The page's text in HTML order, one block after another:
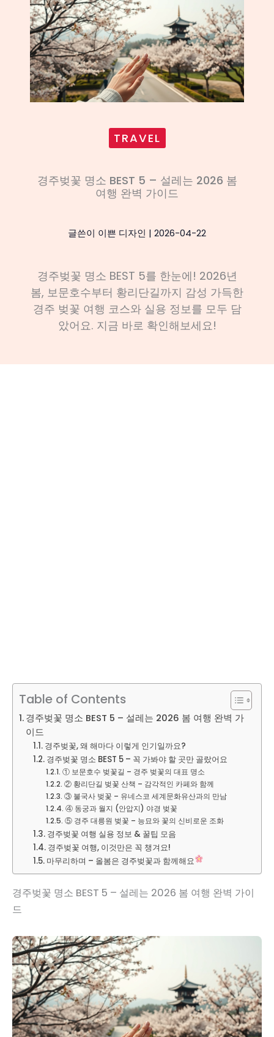
TRAVEL
경주벚꽃 명소 BEST 5 – 설레는 2026 봄
여행 완벽 가이드
글쓴이 이쁜 디자인 | 2026-04-22
경주벚꽃 명소 BEST 5를 한눈에! 2026년
봄, 보문호수부터 황리단길까지 감성 가득한
경주 벚꽃 여행 코스와 실용 정보를 모두 담
았어요. 지금 바로 확인해보세요!
Table of Contents
경주벚꽃 명소 BEST 5 – 설레는 2026 봄 여행 완벽 가
이드
경주벚꽃, 왜 해마다 이렇게 인기일까요?
경주벚꽃 명소 BEST 5 – 꼭 가봐야 할 곳만 골랐어요
① 보문호수 벚꽃길 – 경주 벚꽃의 대표 명소
② 황리단길 벚꽃 산책 – 감각적인 카페와 함께
③ 불국사 벚꽃 – 유네스코 세계문화유산과의 만남
④ 동궁과 월지 (안압지) 야경 벚꽃
⑤ 경주 대릉원 벚꽃 – 능묘와 꽃의 신비로운 조화
경주벚꽃 여행 실용 정보 & 꿀팁 모음
경주벚꽃 여행, 이것만은 꼭 챙겨요!
마무리하며 – 올봄은 경주벚꽃과 함께해요
경주벚꽃 명소 BEST 5 – 설레는 2026 봄 여행 완벽 가이
드